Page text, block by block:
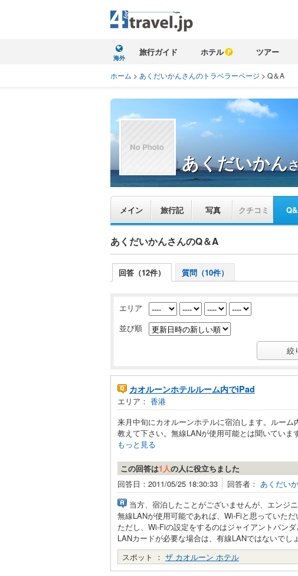
海外
旅行ガイド ホテル ツアー
ホーム > あくだいかんさんのトラベラーページ > Q＆A
あくだいかん
メイン 旅行記 写真 クチコミ
あくだいかんさんのQ＆A
回答（12件） 質問（10件）
エリア
並び順
カオルーンホテルルーム内でiPad
エリア： 香港
来月中旬にカオルーンホテルに宿泊します。ルーム
教えて下さい。無線LANが使用可能とは聞いてい
もっと見る
この回答は1人の人に役立ちました
回答日：2011/05/25 18:30:33
回答者： あくだい
当方、宿泊したことがございませんが、エンジ
無線LANが使用可能であれば、Wi-Fiと思っていただ
ただし、Wi-Fiの設定をするのはジャイアントパンダ
LANカードが必要な場合は、有線LANではないでし
スポット ： ザ カオルーン ホテル